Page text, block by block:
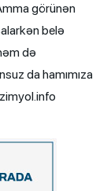
görünən
belə
də
da hamımıza